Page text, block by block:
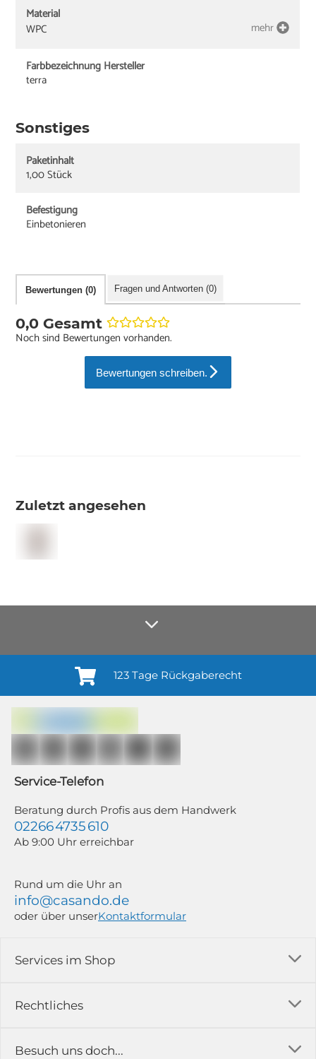
Material
WPC
mehr
Farbbezeichnung Hersteller
terra
Sonstiges
Paketinhalt
1,00 Stück
Befestigung
Einbetonieren
Bewertungen (0) Fragen und Antworten (0)
0,0 Gesamt
Noch sind Bewertungen vorhanden.
Bewertungen schreiben.
Zuletzt angesehen
Anmelden¹
casando (Holz-Richter GmbH) sowie zur Interessen-Analyse durch
jederzeit mit Wirkung für die Zukunft und ohne Angabe von Gründen
Weitere Informationen findest du in unserer Datenschutzerklärung.
123 Tage Rückgaberecht
Rechtliches
Impressum
Services im Shop
Versandkosten
Erfahrungsberichte & Bewertungen
Besuch uns doch...
Service-Telefon
Beratung durch Profis aus dem Handwerk
02266 4735 610
Ab 9:00 Uhr erreichbar
Rund um die Uhr an
info@casando.de
oder über unserKontaktformular